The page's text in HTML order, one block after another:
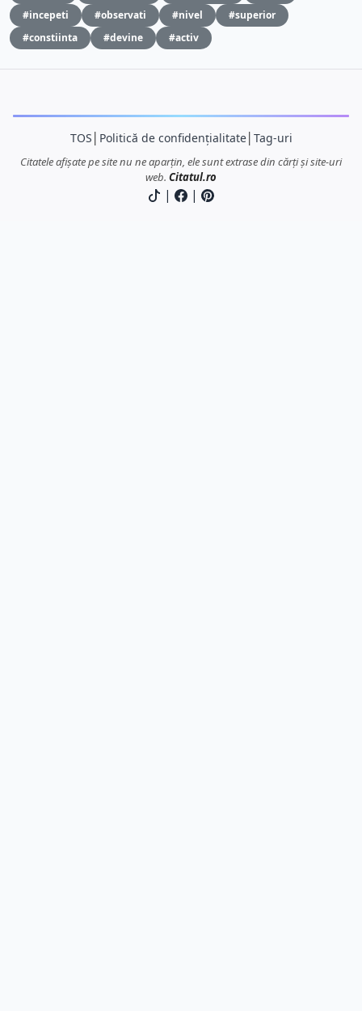
#incepeti
#observati #nivel
#superior
#constiinta
#devine #activ
TOS Politică de confidențialitate│ Tag-uri
Citatele afișate pe site nu ne aparțin, ele sunt extrase din cărți și site-uri
web. Citatul.ro
| |